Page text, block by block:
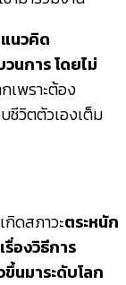
นวคิด
นการ โดยไม่
เพราะต้อง
วิตตัวเองเต็ม
ดสภาวะตระหนัก
องวิธีการ
นมาระดับโลก